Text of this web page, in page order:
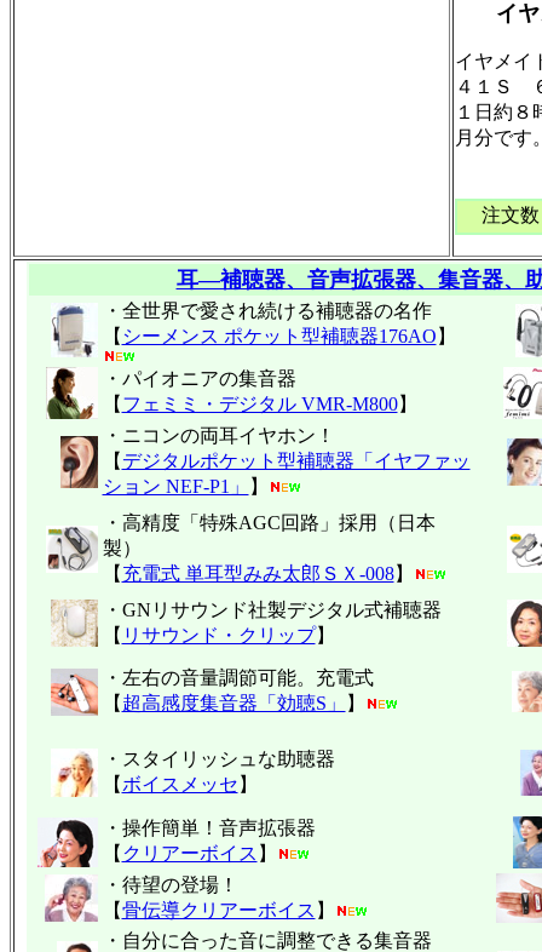
イヤ
イヤメイ
４１Ｓ
１日約８
月分です
注文
耳―補聴器、音声拡張器、集音器、
・全世界で愛され続ける補聴器の名作
【 シーメンス ポケット型補聴器176AO 】
・パイオニアの集音器
【 フェミミ・デジタル VMR-M800】
・ニコンの両耳イヤホン！
【 デジタルポケット型補聴器「イヤファッ
ション NEF-P1」
】
・高精度「特殊AGC回路」採用（日本
製）
【 充電式 単耳型みみ太郎ＳＸ-008】
・GNリサウンド社製デジタル式補聴器
【 リサウンド・クリップ】
・左右の音量調節可能。充電式
【 超高感度集音器「効聴S」 】
・スタイリッシュな助聴器
【 ボイスメッセ 】
・操作簡単！音声拡張器
【 クリアーボイス 】
・待望の登場！
【骨伝導クリアーボイス 】
・自分に合った音に調整できる集音器